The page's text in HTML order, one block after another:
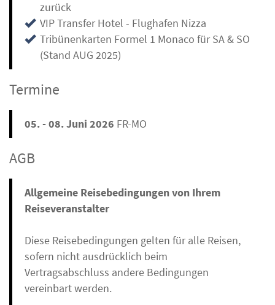
zurück
VIP Transfer Hotel - Flughafen Nizza
Tribünenkarten Formel 1 Monaco für SA & SO
(Stand AUG 2025)
Termine
05. - 08. Juni 2026 FR-MO
AGB
Allgemeine Reisebedingungen von Ihrem
Reiseveranstalter
Diese Reisebedingungen gelten für alle Reisen,
sofern nicht ausdrücklich beim
Vertragsabschluss andere Bedingungen
vereinbart werden.